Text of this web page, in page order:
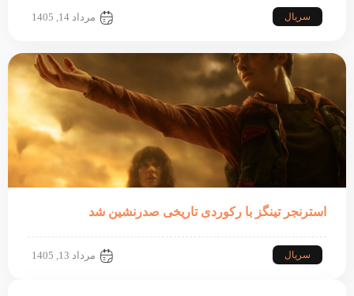
سریال مرداد 14, 1405
استرنجر تینگز با رکوردی تاریخی صدرنشین شد
سریال مرداد 13, 1405